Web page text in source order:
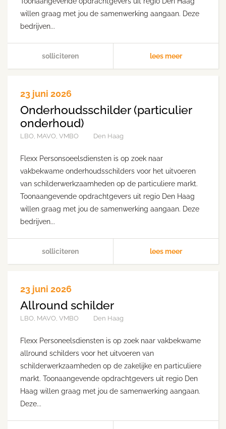
willen graag met jou de samenwerking aangaan. Deze
bedrijven...
solliciteren lees meer
23 juni 2026
Onderhoudsschilder (particulier
onderhoud)
LBO, MAVO, VMBO Den Haag
Flexx Personsoeelsdiensten is op zoek naar
vakbekwame onderhoudsschilders voor het uitvoeren
van schilderwerkzaamheden op de particuliere markt.
Toonaangevende opdrachtgevers uit regio Den Haag
willen graag met jou de samenwerking aangaan. Deze
bedrijven...
solliciteren lees meer
23 juni 2026
Allround schilder
LBO, MAVO, VMBO Den Haag
Flexx Personeelsdiensten is op zoek naar vakbekwame
allround schilders voor het uitvoeren van
schilderwerkzaamheden op de zakelijke en particuliere
markt. Toonaangevende opdrachtgevers uit regio Den
Haag willen graag met jou de samenwerking aangaan.
Deze...